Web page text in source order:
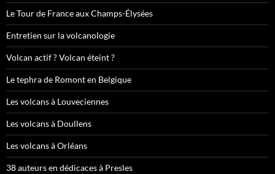
Le Tour de France aux Champs-Élysées
Entretien sur la volcanologie
Volcan actif ? Volcan éteint ?
Le tephra de Romont en Belgique
Les volcans à Louveciennes
Les volcans à Doullens
Les volcans à Orléans
38 auteurs en dédicaces à Presles